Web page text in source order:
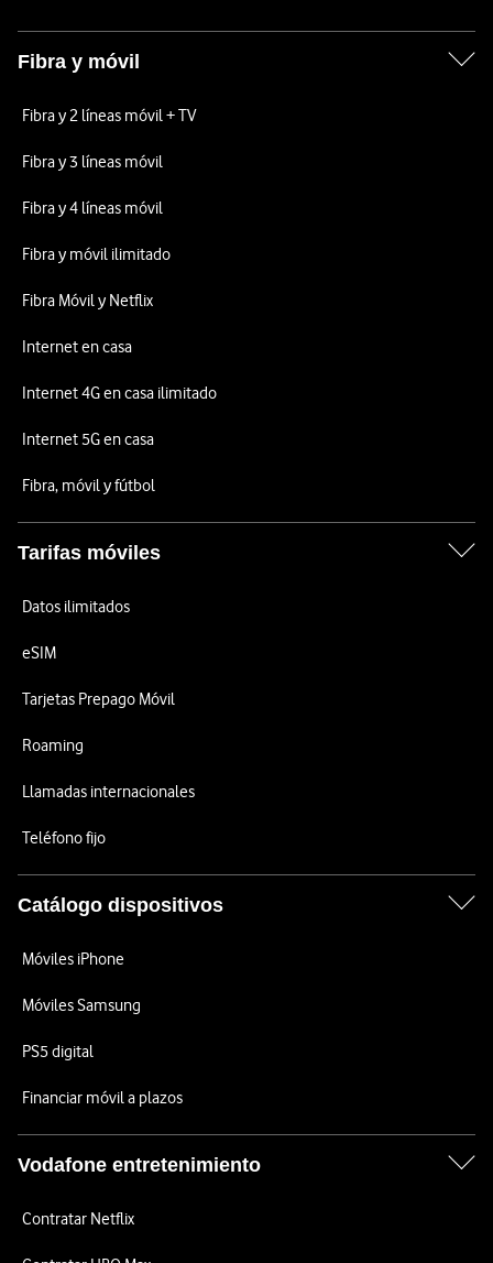
Fibra y móvil
Fibra y 2 líneas móvil + TV
Fibra y 3 líneas móvil
Fibra y 4 líneas móvil
Fibra y móvil ilimitado
Fibra Móvil y Netflix
Internet en casa
Internet 4G en casa ilimitado
Internet 5G en casa
Fibra, móvil y fútbol
Tarifas móviles
Datos ilimitados
eSIM
Tarjetas Prepago Móvil
Roaming
Llamadas internacionales
Teléfono fijo
Catálogo dispositivos
Móviles iPhone
Móviles Samsung
PS5 digital
Financiar móvil a plazos
Vodafone entretenimiento
Contratar Netflix